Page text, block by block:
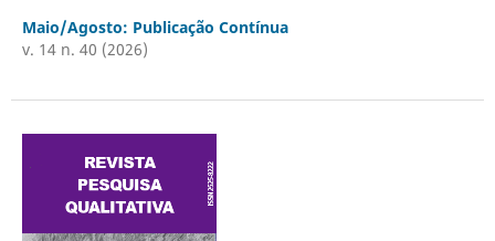
Maio/Agosto: Publicação Contínua
v. 14 n. 40 (2026)